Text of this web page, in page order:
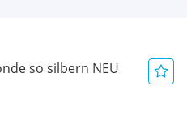
so silbern NEU